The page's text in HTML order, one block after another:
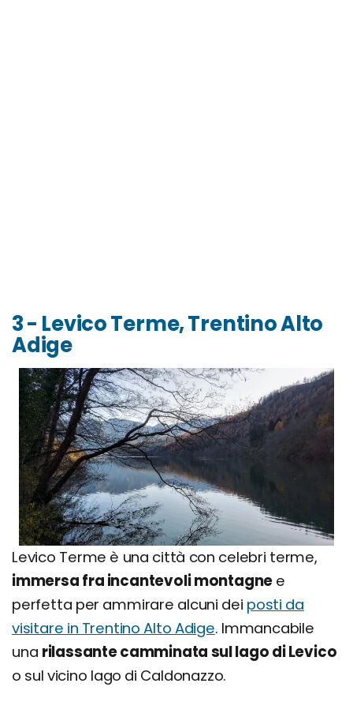
3 - Levico Terme, Trentino Alto
Adige
Levico Terme è una città con celebri terme,
immersa fra incantevoli montagne e
perfetta per ammirare alcuni dei posti da
visitare in Trentino Alto Adige. Immancabile
una rilassante camminata sul lago di Levico
o sul vicino lago di Caldonazzo.